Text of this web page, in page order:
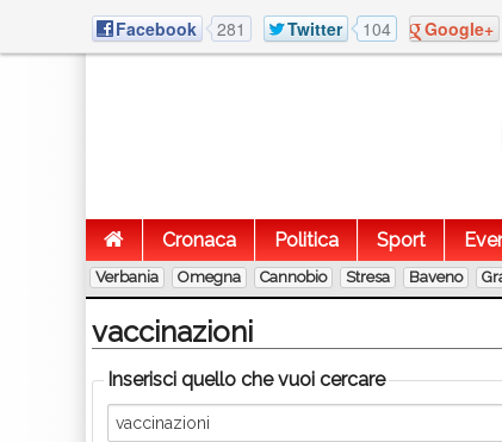
Facebook 281 Twitter 104 Google+
Cronaca
Politica Sport
Verbania Omegna Cannobio Stresa Baveno
vaccinazioni
Inserisci quello che vuoi cercare